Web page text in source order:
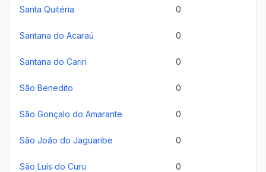
Santa Quitéria 0
Santana do Acaraú 0
Santana do Cariri 0
São Benedito 0
São Gonçalo do Amarante 0
São João do Jaguaribe 0
São Luís do Curu 0